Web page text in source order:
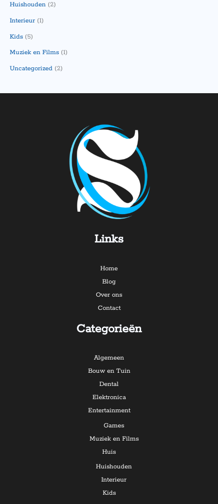
Huishouden (2)
Interieur (1)
Kids (5)
Muziek en Films (1)
Uncategorized (2)
Links
Home
Blog
Over ons
Contact
Categorieën
Algemeen
Bouw en Tuin
Dental
Elektronica
Entertainment
Games
Muziek en Films
Huis
Huishouden
Interieur
Kids